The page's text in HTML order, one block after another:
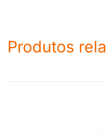
Produtos